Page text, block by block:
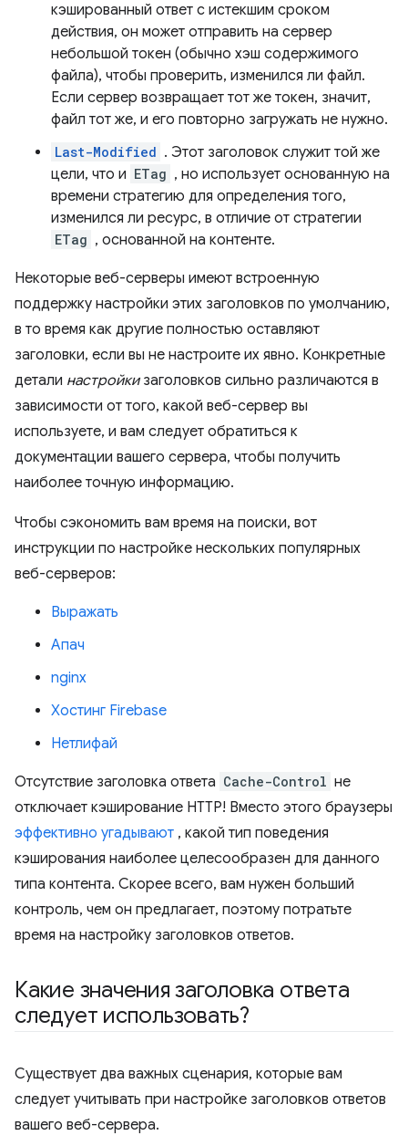
кэшированный ответ с истекшим сроком
действия, он может отправить на сервер
небольшой токен (обычно хэш содержимого
файла), чтобы проверить, изменился ли файл.
Если сервер возвращает тот же токен, значит,
файл тот же, и его повторно загружать не нужно.
Last-Modified . Этот заголовок служит той же
цели, что и ETag , но использует основанную на
времени стратегию для определения того,
изменился ли ресурс, в отличие от стратегии
ETag , основанной на контенте.
Некоторые веб-серверы имеют встроенную
поддержку настройки этих заголовков по умолчанию,
в то время как другие полностью оставляют
заголовки, если вы не настроите их явно. Конкретные
детали настройкизаголовков сильно различаются в
зависимости от того, какой веб-сервер вы
используете, и вам следует обратиться к
документации вашего сервера, чтобы получить
наиболее точную информацию.
Чтобы сэкономить вам время на поиски, вот
инструкции по настройке нескольких популярных
веб-серверов:
Выражать
Апач
nginx
Хостинг Firebase
Нетлифай
Отсутствие заголовка ответа Cache-Control не
отключает кэширование HTTP! Вместо этого браузеры
эффективно угадывают , какой тип поведения
кэширования наиболее целесообразен для данного
типа контента. Скорее всего, вам нужен больший
контроль, чем он предлагает, поэтому потратьте
время на настройку заголовков ответов.
Какие значения заголовка ответа
следует использовать?
Существует два важных сценария, которые вам
следует учитывать при настройке заголовков ответов
вашего веб-сервера.